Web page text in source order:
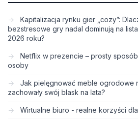
Kapitalizacja rynku gier „cozy”:
bezstresowe gry nadal dominują na
2026 roku?
Netflix w prezencie – prosty
osoby
Jak pielęgnować meble ogrodowe
zachowały swój blask na lata?
Wirtualne biuro - realne korzyści